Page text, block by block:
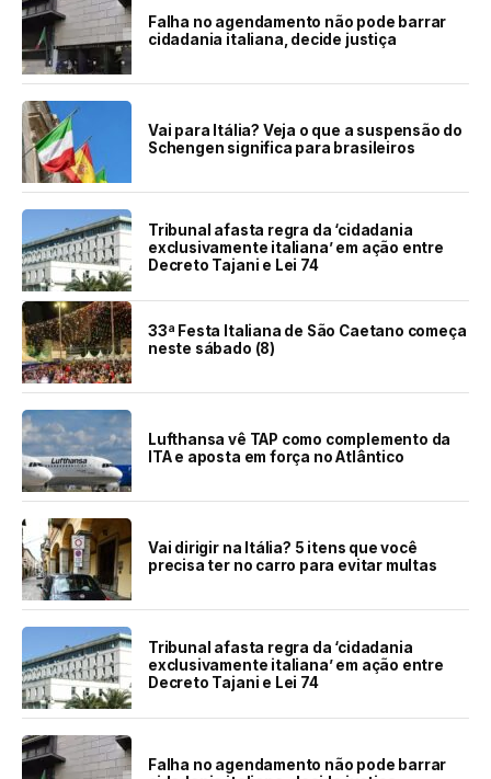
Falha no agendamento não pode barrar
cidadania italiana, decide justiça
Vai para Itália? Veja o que a suspensão do
Schengen significa para brasileiros
Tribunal afasta regra da ‘cidadania
exclusivamente italiana’ em ação entre
Decreto Tajani e Lei 74
33ª Festa Italiana de São Caetano começa
neste sábado (8)
Lufthansa vê TAP como complemento da
ITA e aposta em força no Atlântico
Vai dirigir na Itália? 5 itens que você
precisa ter no carro para evitar multas
Tribunal afasta regra da ‘cidadania
exclusivamente italiana’ em ação entre
Decreto Tajani e Lei 74
Falha no agendamento não pode barrar